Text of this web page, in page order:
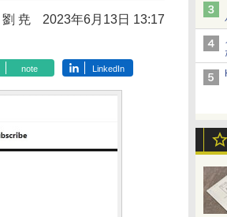
劉 尭 2023年6月13日 13:17
note LinkedIn